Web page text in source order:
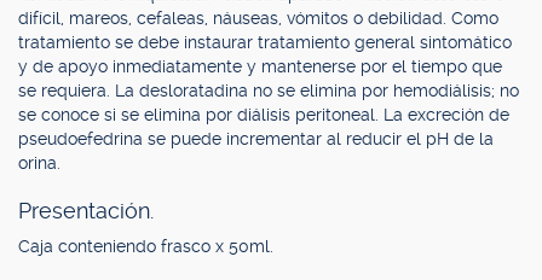
difícil, mareos, cefaleas, náuseas, vómitos o debilidad. Como
tratamiento se debe instaurar tratamiento general sintomático
y de apoyo inmediatamente y mantenerse por el tiempo que
se requiera. La desloratadina no se elimina por hemodiálisis; no
se conoce si se elimina por diálisis peritoneal. La excreción de
pseudoefedrina se puede incrementar al reducir el pH de la
orina.
Presentación.
Caja conteniendo frasco x 50ml.